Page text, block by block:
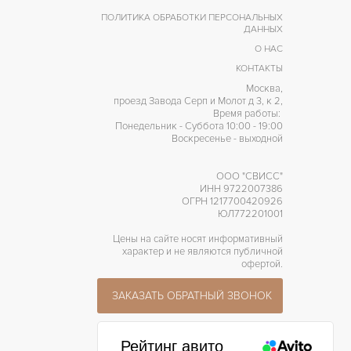
ПОЛИТИКА ОБРАБОТКИ ПЕРСОНАЛЬНЫХ
ДАННЫХ
О НАС
КОНТАКТЫ
Москва,
проезд Завода Серп и Молот д 3, к 2,
Время работы:
Понедельник - Суббота 10:00 - 19:00
Воскресенье - выходной
ООО "СВИСС"
ИНН 9722007386
ОГРН 1217700420926
ЮЛ772201001
Цены на сайте носят информативный
характер и не являются публичной
офертой.
ЗАКАЗАТЬ ОБРАТНЫЙ ЗВОНОК
Рейтинг авито